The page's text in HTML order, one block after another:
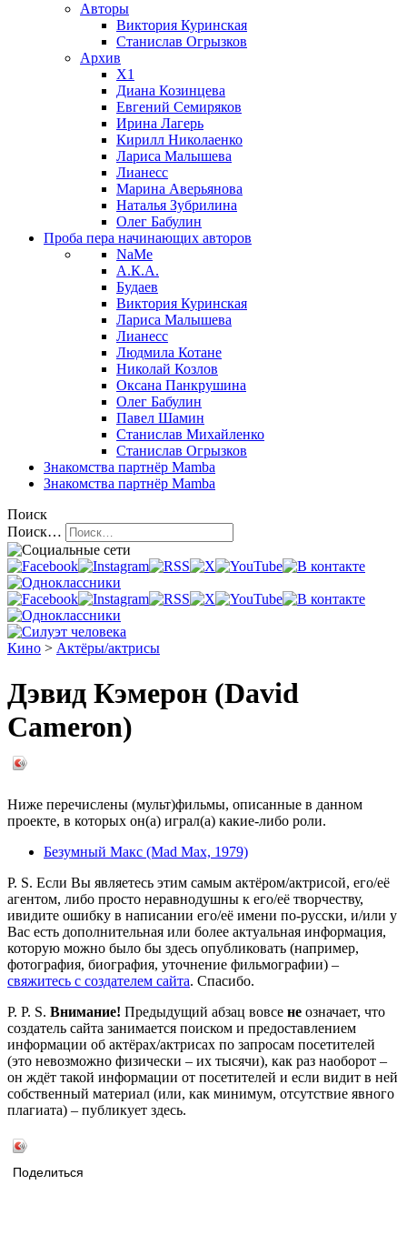
Авторы
Виктория Куринская
Станислав Огрызков
Архив
X1
Диана Козинцева
Евгений Семиряков
Ирина Лагерь
Кирилл Николаенко
Лариса Малышева
Лианесс
Марина Аверьянова
Наталья Зубрилина
Олег Бабулин
Проба пера начинающих авторов
NaMe
А.К.А.
Будаев
Виктория Куринская
Лариса Малышева
Лианесс
Людмила Котане
Николай Козлов
Оксана Панкрушина
Олег Бабулин
Павел Шамин
Станислав Михайленко
Станислав Огрызков
Знакомства партнёр Mamba
Знакомства партнёр Mamba
Поиск
Поиск…
Кино > Актёры/актрисы
Дэвид Кэмерон (David
Cameron)
Ниже перечислены (мульт)фильмы, описанные в данном
проекте, в которых он(а) играл(а) какие-либо роли.
Безумный Макс (Mad Max, 1979)
P. S. Если Вы являетесь этим самым актёром/актрисой, его/её
агентом, либо просто неравнодушны к его/её творчеству,
ивидите ошибку в написании его/её имени по-русски, и/или у
Вас есть дополнительная или более актуальная информация,
которую можно было бы здесь опубликовать (например,
фотография, биография, уточнение фильмографии) –
свяжитесь с создателем сайта. Спасибо.
P. P. S. Внимание! Предыдущий абзац вовсе не означает, что
создатель сайта занимается поиском и предоставлением
информации об актёрах/актрисах по запросам посетителей
(это невозможно физически – их тысячи), как раз наоборот –
он ждёт такой информации от посетителей и если видит в ней
собственный материал (или, как минимум, отсутствие явного
плагиата) – публикует здесь.
Поделиться